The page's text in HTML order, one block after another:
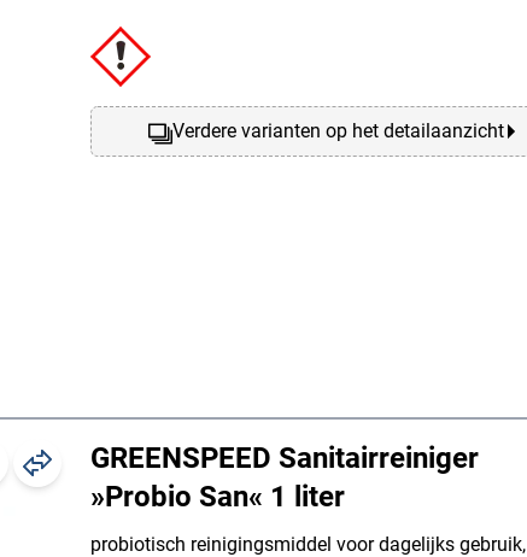
Verdere varianten op het detailaanzicht
GREENSPEED Sanitairreiniger
»Probio San« 1 liter
probiotisch reinigingsmiddel voor dagelijks gebruik,